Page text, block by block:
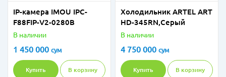
IP-камера IMOU IPC-
F88FIP-V2-0280B
В наличии
1 450 000 сум
Купить В корзину
Холодильник ARTEL ART
HD-345RN,Серый
В наличии
4 750 000 сум
Купить В корзину